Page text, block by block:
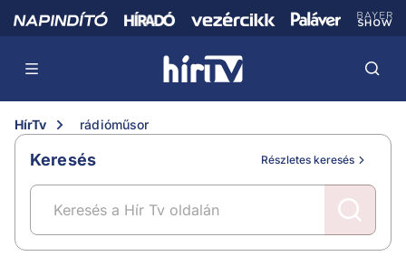
HírTv rádióműsor
Keresés Részletes keresés